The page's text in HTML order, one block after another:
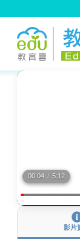
:::
00:04 / 5:12
影片